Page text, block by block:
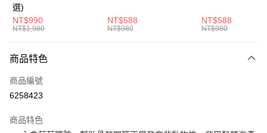
全支付
大哥付你分期
【大哥付你分期使用說明】
2.付款方式選擇「大哥付你分期」，訂單成立後會自動跳轉到大哥付的交易
流程，驗證手機門號後，選擇欲分期的期數、繳款截止日，確認付款後即完
3.實際核准額度、可分期數及費用金額請依後續交易確認頁面所載為準。
4.訂單成立30分鐘內，如未前往確認交易或遇審核未通過，訂單將自動取
貨到付款
運送方式
選)
NT$990
NT$1,980
NT$588
NT$980
NT$588
NT$980
商品特色
商品編號
6258423
商品特色